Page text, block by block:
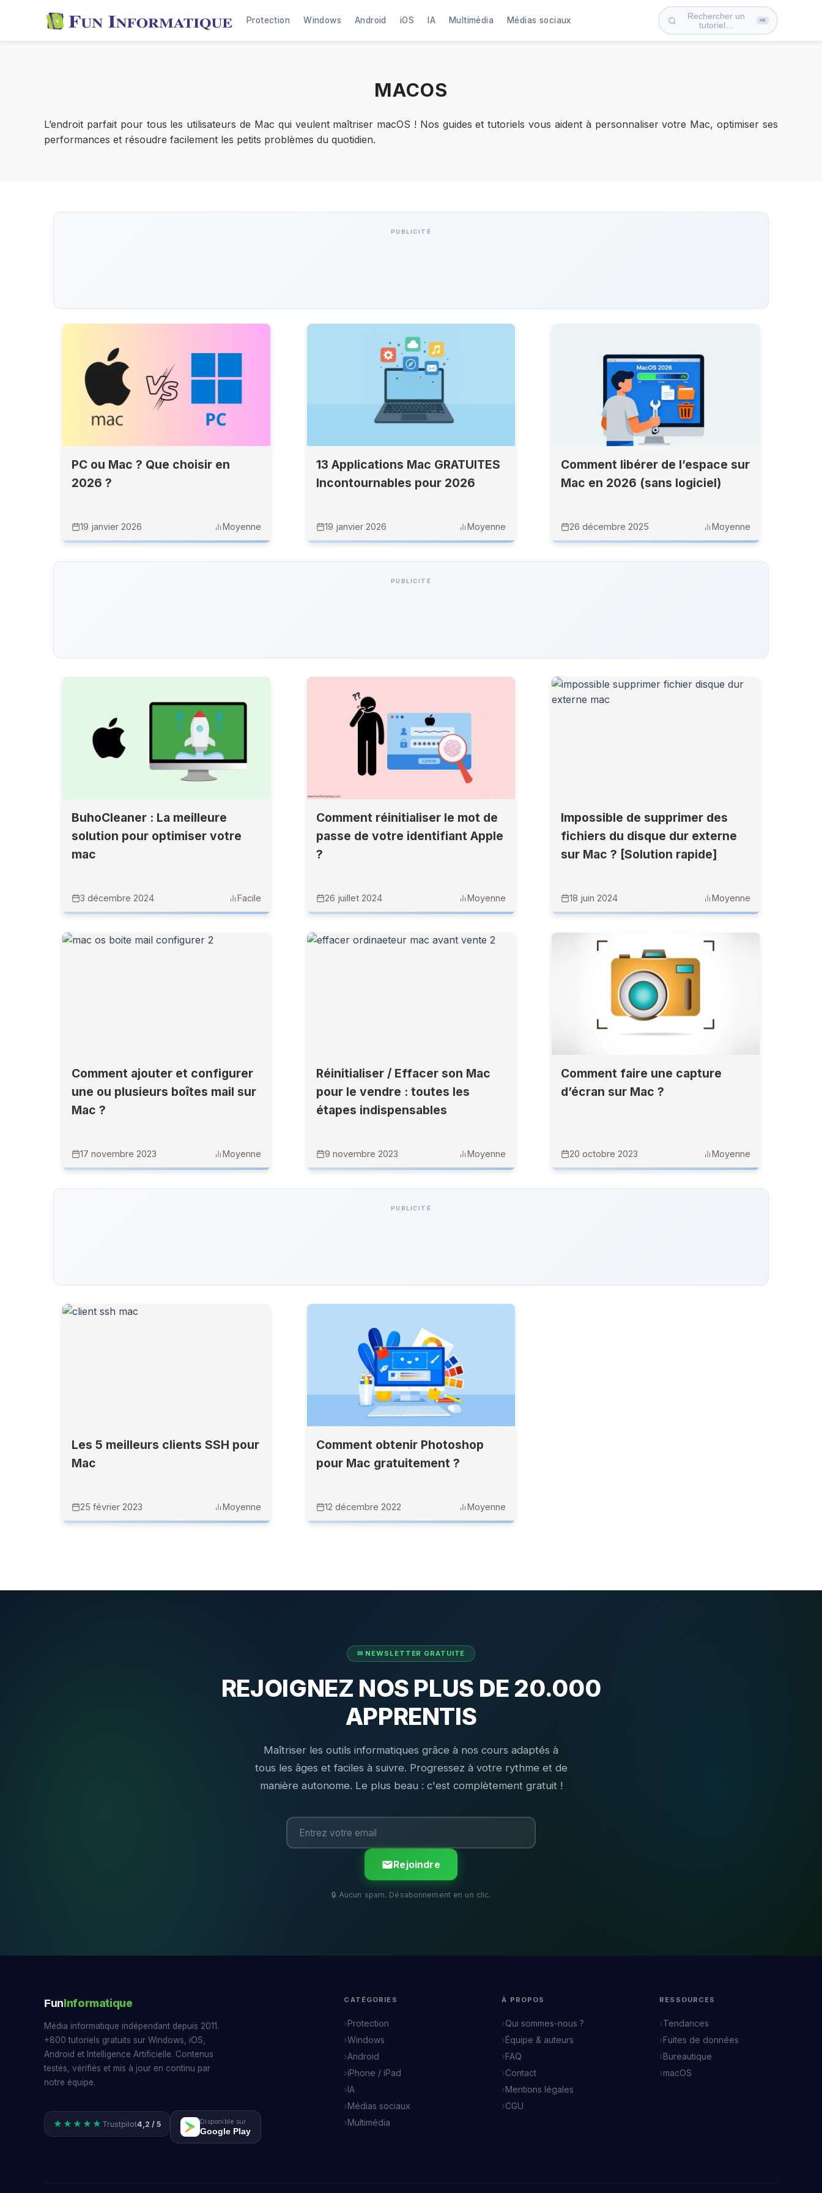
Protection Windows Android iOS IA Multimédia Médias sociaux
Rechercher un
tutoriel…
⌘K
MACOS
L’endroit parfait pour tous les utilisateurs de Mac qui veulent maîtriser macOS ! Nos guides et tutoriels vous aident à personnaliser votre Mac, optimiser ses
performances et résoudre facilement les petits problèmes du quotidien.
PUBLICITÉ
PC ou Mac ? Que choisir en
2026 ?
19 janvier 2026 Moyenne
13 Applications Mac GRATUITES
Incontournables pour 2026
19 janvier 2026 Moyenne
Comment libérer de l’espace sur
Mac en 2026 (sans logiciel)
26 décembre 2025 Moyenne
PUBLICITÉ
BuhoCleaner : La meilleure
solution pour optimiser votre
mac
3 décembre 2024 Facile
Comment réinitialiser le mot de
passe de votre identifiant Apple
?
26 juillet 2024 Moyenne
Impossible de supprimer des
fichiers du disque dur externe
sur Mac ? [Solution rapide]
18 juin 2024 Moyenne
Comment ajouter et configurer
une ou plusieurs boîtes mail sur
Mac ?
17 novembre 2023 Moyenne
Réinitialiser / Effacer son Mac
pour le vendre : toutes les
étapes indispensables
9 novembre 2023 Moyenne
Comment faire une capture
d’écran sur Mac ?
20 octobre 2023 Moyenne
PUBLICITÉ
Les 5 meilleurs clients SSH pour
Mac
25 février 2023 Moyenne
Comment obtenir Photoshop
pour Mac gratuitement ?
12 décembre 2022 Moyenne
REJOIGNEZ NOS PLUS DE 20.000
APPRENTIS
Maîtriser les outils informatiques grâce à nos cours adaptés à
tous les âges et faciles à suivre. Progressez à votre rythme et de
manière autonome. Le plus beau : c'est complètement gratuit !
Rejoindre
FunInformatique
Média informatique indépendant depuis 2011.
+800 tutoriels gratuits sur Windows, iOS,
Android et Intelligence Artificielle. Contenus
testés, vérifiés et mis à jour en continu par
notre équipe.
★★★★★ Trustpilot4,2 / 5 Disponible sur
Google Play
CATÉGORIES
Protection
Windows
Android
iPhone / iPad
IA
Médias sociaux
Multimédia
À PROPOS
Qui sommes-nous ?
Équipe & auteurs
FAQ
Contact
Mentions légales
CGU
RESSOURCES
Tendances
Fuites de données
Bureautique
macOS